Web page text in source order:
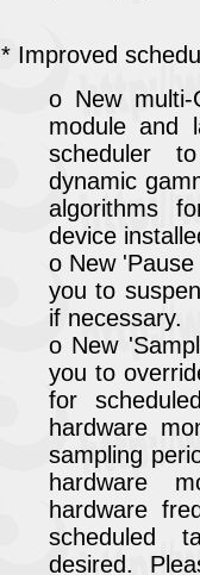
* Improved
o New multi-
module and
scheduler
dynamic
algorithms
device
o New
you to
if necessary.
o New
you to
for
hardware
sampling
hardware
hardware
scheduled
desired.